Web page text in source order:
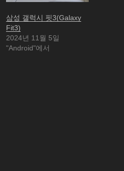
삼성 갤럭시 핏3(Galaxy
Fit3)
2024년 11월 5일
"Android"에서